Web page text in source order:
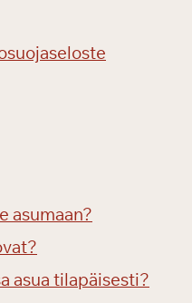
asumaan?
asua tilapäisesti?